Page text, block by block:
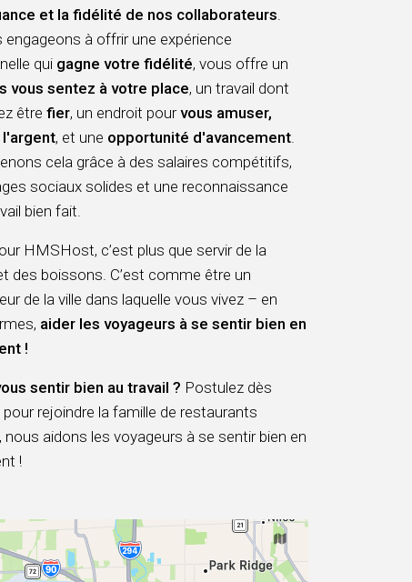
et la fidélité de nos collaborateurs.
engageons à offrir une expérience
qui gagne votre fidélité, vous offre un
vous sentez à votre place, un travail dont
être fier, un endroit pourvous amuser,
l'argent, et une opportunité d'avancement.
cela grâce à des salaires compétitifs,
sociaux solides et une reconnaissance
bien fait.
HMSHost, c’est plus que servir de la
des boissons. C’est comme être un
de la ville dans laquelle vous vivez – en
aider les voyageurs à se sentir bien en
!
sentir bien au travail ? Postulez dès
pour rejoindre la famille de restaurants
aidons les voyageurs à se sentir bien en
!